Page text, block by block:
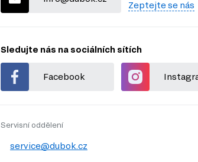
Zeptejte se nás
Sledujte nás na sociálních sítích
Facebook
Servisní oddělení
service@dubok.cz